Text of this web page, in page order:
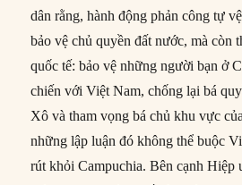
dân rằng, hành động phản công tự
bảo vệ chủ quyền đất nước, mà còn
quốc tế: bảo vệ những người bạn ở
chiến với Việt Nam, chống lại bá
Xô và tham vọng bá chủ khu vực
những lập luận đó không thể buộc
rút khỏi Campuchia. Bên cạnh